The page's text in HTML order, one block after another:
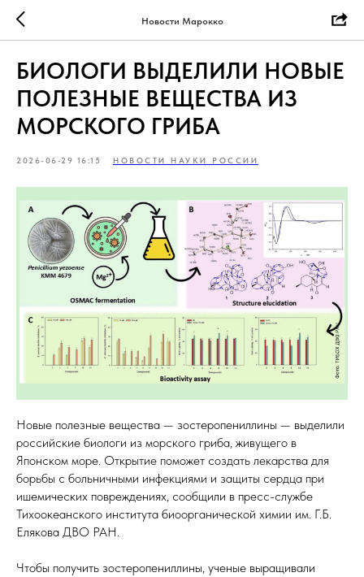
Новости Марокко
БИОЛОГИ ВЫДЕЛИЛИ НОВЫЕ
ПОЛЕЗНЫЕ ВЕЩЕСТВА ИЗ
МОРСКОГО ГРИБА
2026-06-29 16:15 НОВОСТИ НАУКИ РОССИИ
Новые полезные вещества — зостеропениллины — выделили
российские биологи из морского гриба, живущего в
Японском море. Открытие поможет создать лекарства для
борьбы с больничными инфекциями и защиты сердца при
ишемических повреждениях, сообщили в пресс-службе
Тихоокеанского института биоорганической химии им. Г.Б.
Елякова ДВО РАН.
Чтобы получить зостеропениллины, ученые выращивали